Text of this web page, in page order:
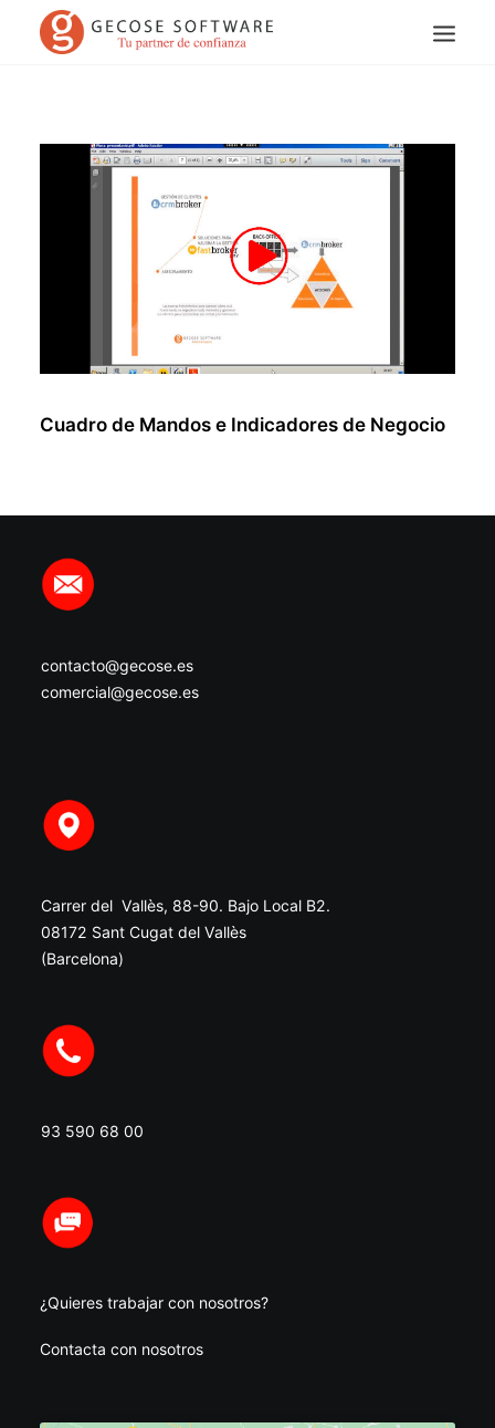
Search
Cuadro de Mandos e Indicadores de Negocio
Carrer del Vallès, 88-90. Bajo Local B2.
08172 Sant Cugat del Vallès
(Barcelona)
93 590 68 00
contacto@gecose.es
comercial@gecose.es
¿Quieres trabajar con nosotros?
Contacta con nosotros